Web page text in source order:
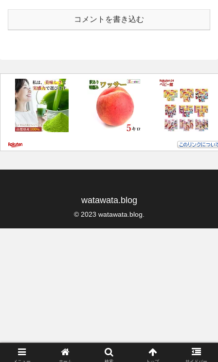
コメントを書き込む
watawata.blog
© 2023 watawata.blog.